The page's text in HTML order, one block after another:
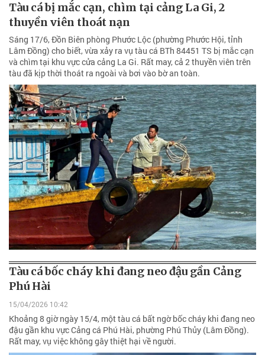
Tàu cá bị mắc cạn, chìm tại cảng La Gi, 2
thuyền viên thoát nạn
Sáng 17/6, Đồn Biên phòng Phước Lộc (phường Phước Hội, tỉnh
Lâm Đồng) cho biết, vừa xảy ra vụ tàu cá BTh 84451 TS bị mắc cạn
và chìm tại khu vực cửa cảng La Gi. Rất may, cả 2 thuyền viên trên
tàu đã kịp thời thoát ra ngoài và bơi vào bờ an toàn.
Tàu cá bốc cháy khi đang neo đậu gần Cảng
Phú Hài
15/04/2026 10:42
Khoảng 8 giờ ngày 15/4, một tàu cá bất ngờ bốc cháy khi đang neo
đậu gần khu vực Cảng cá Phú Hài, phường Phú Thủy (Lâm Đồng).
Rất may, vụ việc không gây thiệt hại về người.